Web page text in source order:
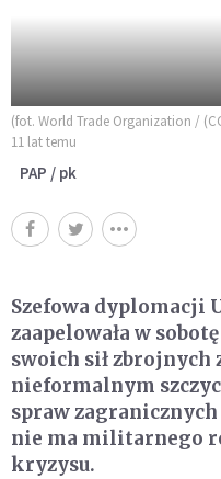
(fot. World Trade Organization /
11 lat temu
PAP / pk
Szefowa dyplomacji
zaapelowała w
swoich sił zbrojnych
nieformalnym
spraw
nie ma militarnego
kryzysu.